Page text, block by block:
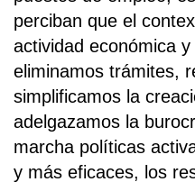
perciban que el
actividad económica
eliminamos trámites,
simplificamos la
adelgazamos la
marcha políticas
y más eficaces, los